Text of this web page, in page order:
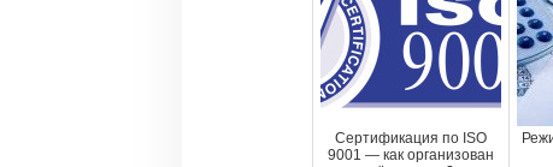
Сертификация по ISO
9001 — как организован